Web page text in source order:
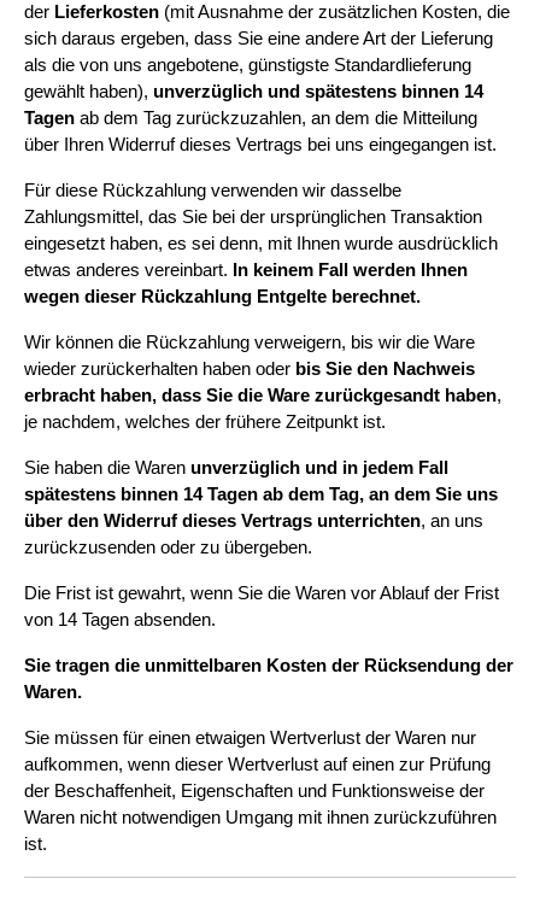
der Lieferkosten (mit Ausnahme der zusätzlichen Kosten, die
sich daraus ergeben, dass Sie eine andere Art der Lieferung
als die von uns angebotene, günstigste Standardlieferung
gewählt haben), unverzüglich und spätestens binnen 14
Tagen ab dem Tag zurückzuzahlen, an dem die Mitteilung
über Ihren Widerruf dieses Vertrags bei uns eingegangen ist.
Für diese Rückzahlung verwenden wir dasselbe
Zahlungsmittel, das Sie bei der ursprünglichen Transaktion
eingesetzt haben, es sei denn, mit Ihnen wurde ausdrücklich
etwas anderes vereinbart.
In keinem Fall werden Ihnen
wegen dieser Rückzahlung Entgelte berechnet.
Wir können die Rückzahlung verweigern, bis wir die Ware
wieder zurückerhalten haben oder bis Sie den Nachweis
erbracht haben, dass Sie die Ware zurückgesandt haben,
je nachdem, welches der frühere Zeitpunkt ist.
Sie haben die Waren unverzüglich und in jedem Fall
spätestens binnen 14 Tagen ab dem Tag, an dem Sie uns
über den Widerruf dieses Vertrags unterrichten, an uns
zurückzusenden oder zu übergeben.
Die Frist ist gewahrt, wenn Sie die Waren vor Ablauf der Frist
von 14 Tagen absenden.
Sie tragen die unmittelbaren Kosten der Rücksendung der
Waren.
Sie müssen für einen etwaigen Wertverlust der Waren nur
aufkommen, wenn dieser Wertverlust auf einen zur Prüfung
der Beschaffenheit, Eigenschaften und Funktionsweise der
Waren nicht notwendigen Umgang mit ihnen zurückzuführen
ist.